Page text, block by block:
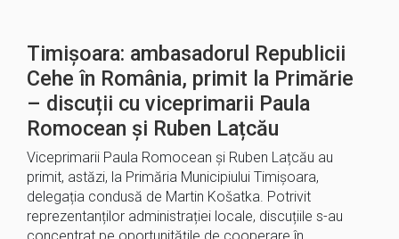
Timișoara: ambasadorul Republicii
Cehe în România, primit la Primărie
– discuții cu viceprimarii Paula
Romocean și Ruben Lațcău
Viceprimarii Paula Romocean și Ruben Lațcău au
primit, astăzi, la Primăria Municipiului Timișoara,
delegația condusă de Martin Košatka. Potrivit
reprezentanților administrației locale, discuțiile s-au